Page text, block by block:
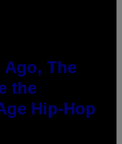
Ago, The
the
Hip-Hop